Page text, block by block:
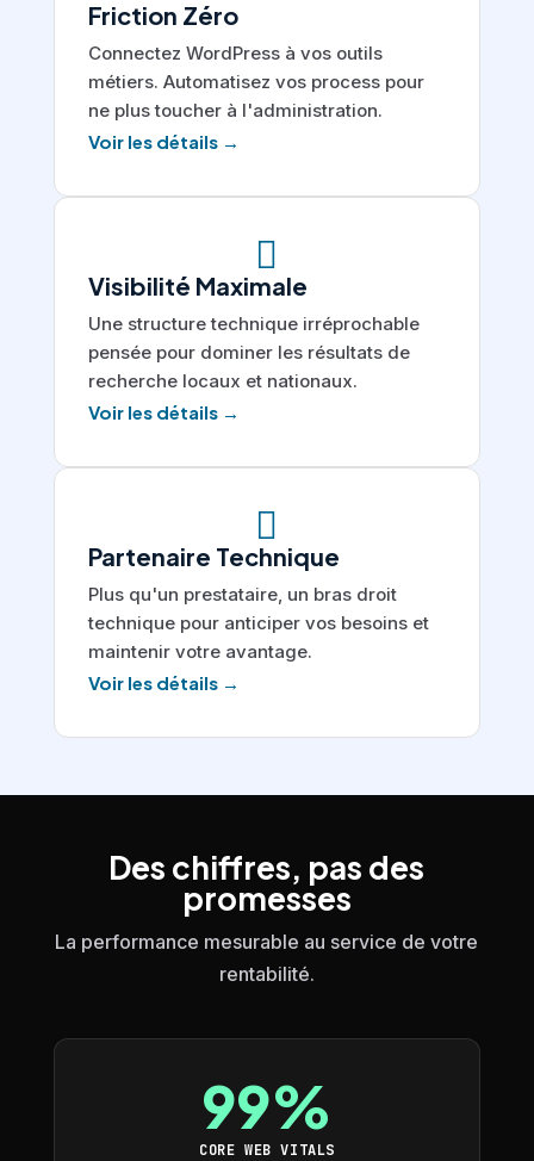
Friction Zéro
Connectez WordPress à vos outils
métiers. Automatisez vos process pour
ne plus toucher à l'administration.
Voir les détails →

Visibilité Maximale
Une structure technique irréprochable
pensée pour dominer les résultats de
recherche locaux et nationaux.
Voir les détails →

Partenaire Technique
Plus qu'un prestataire, un bras droit
technique pour anticiper vos besoins et
maintenir votre avantage.
Voir les détails →
Des chiffres, pas des
promesses
La performance mesurable au service de votre
rentabilité.
99%
CORE WEB VITALS